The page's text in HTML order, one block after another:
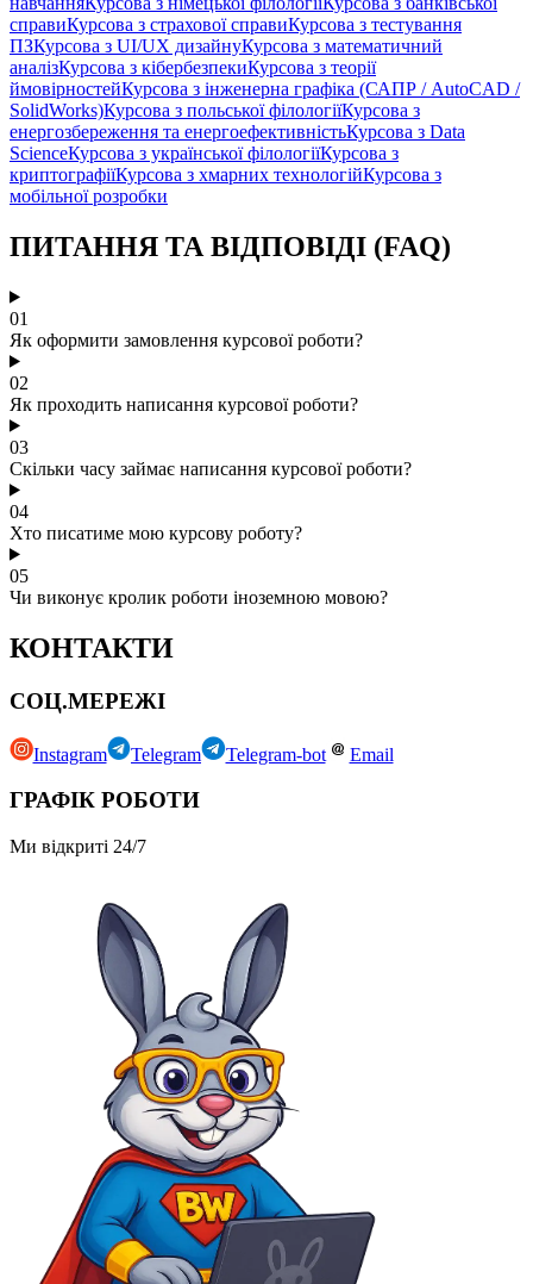
справиКурсова з страхової справиКурсова з тестування
ПЗКурсова з UI/UX дизайнуКурсова з математичний
аналізКурсова з кібербезпекиКурсова з теорії
ймовірностейКурсова з інженерна графіка (САПР / AutoCAD /
SolidWorks)Курсова з польської філологіїКурсова з
енергозбереження та енергоефективністьКурсова з Data
ScienceКурсова з української філологіїКурсова з
криптографіїКурсова з хмарних технологійКурсова з
мобільної розробки
ПИТАННЯ ТА ВІДПОВІДІ (FAQ)
01
Як оформити замовлення курсової роботи?
02
Як проходить написання курсової роботи?
03
Скільки часу займає написання курсової роботи?
04
Хто писатиме мою курсову роботу?
05
Чи виконує кролик роботи іноземною мовою?
КОНТАКТИ
СОЦ.МЕРЕЖІ
Instagram Telegram Telegram-bot Email
ГРАФІК РОБОТИ
Ми відкриті 24/7